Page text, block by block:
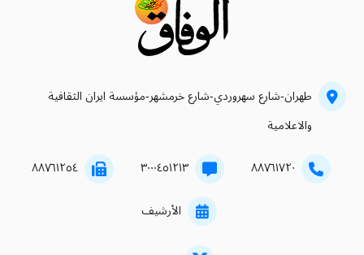
طهران-شارع سهروردي-شارع خرمشهر-مؤسسة ايران الثقافية
والاعلامية
۸۸۷٦۱۷۲۰ ۳۰۰۰٤٥۱۲۱۳ ۸۸۷٦۱۲٥٤
الأرشيف